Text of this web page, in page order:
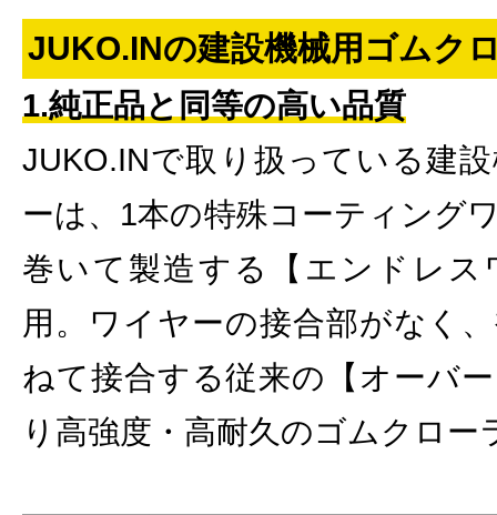
JUKO.INの建設機械用ゴムク
1.純正品と同等の高い品質
JUKO.INで取り扱っている建
ーは、1本の特殊コーティング
巻いて製造する【エンドレス
用。ワイヤーの接合部がなく
ねて接合する従来の【オーバ
り高強度・高耐久のゴムクロー